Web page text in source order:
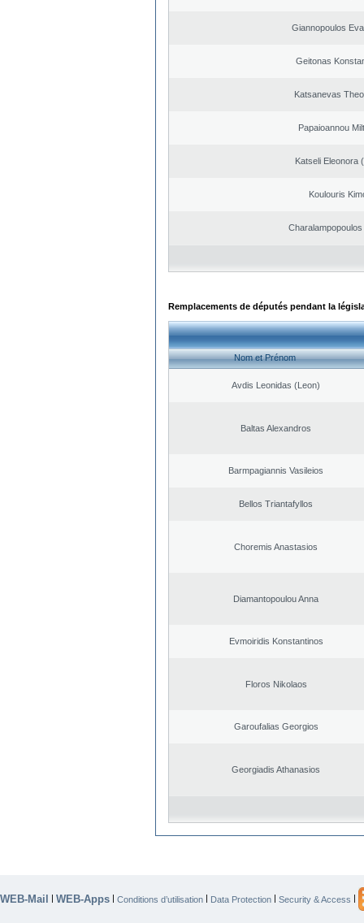
Giannopoulos
Geitonas
Katsanevas
Papaioannou
Katseli Eleonora
Koulouris
Remplacements de députés pendant la
Nom et Prénom
Avdis Leonidas (Leon)
Baltas Alexandros
Barmpagiannis Vasileios
Bellos Triantafyllos
Choremis Anastasios
Diamantopoulou Anna
Evmoiridis Konstantinos
Floros Nikolaos
Garoufalias Georgios
Georgiadis Athanasios
WEB-Mail | WEB-Apps | Conditions d’utilisation | Data Protection | Security & Access |